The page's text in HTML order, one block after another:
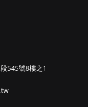
545號8樓之1